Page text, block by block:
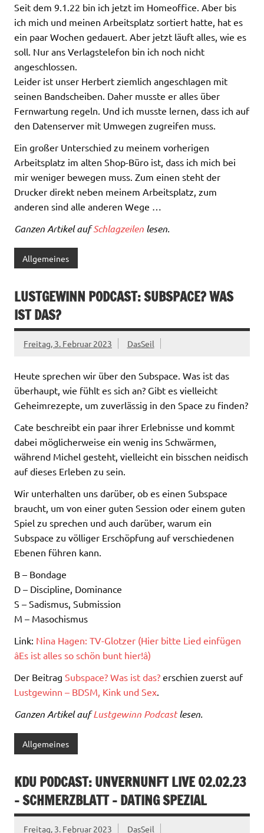
Seit dem 9.1.22 bin ich jetzt im Homeoffice. Aber bis
ich mich und meinen Arbeitsplatz sortiert hatte, hat es
ein paar Wochen gedauert. Aber jetzt läuft alles, wie es
soll. Nur ans Verlagstelefon bin ich noch nicht
angeschlossen.
Leider ist unser Herbert ziemlich angeschlagen mit
seinen Bandscheiben. Daher musste er alles über
Fernwartung regeln. Und ich musste lernen, dass ich auf
den Datenserver mit Umwegen zugreifen muss.
Ein großer Unterschied zu meinem vorherigen
Arbeitsplatz im alten Shop-Büro ist, dass ich mich bei
mir weniger bewegen muss. Zum einen steht der
Drucker direkt neben meinem Arbeitsplatz, zum
anderen sind alle anderen Wege …
Ganzen Artikel aufSchlagzeilen lesen.
Allgemeines
LUSTGEWINN PODCAST: SUBSPACE? WAS
IST DAS?
Freitag, 3. Februar 2023 DasSeil
Heute sprechen wir über den Subspace. Was ist das
überhaupt, wie fühlt es sich an? Gibt es vielleicht
Geheimrezepte, um zuverlässig in den Space zu finden?
Cate beschreibt ein paar ihrer Erlebnisse und kommt
dabei möglicherweise ein wenig ins Schwärmen,
während Michel gesteht, vielleicht ein bisschen neidisch
auf dieses Erleben zu sein.
Wir unterhalten uns darüber, ob es einen Subspace
braucht, um von einer guten Session oder einem guten
Spiel zu sprechen und auch darüber, warum ein
Subspace zu völliger Erschöpfung auf verschiedenen
Ebenen führen kann.
B – Bondage
D – Discipline, Dominance
S – Sadismus, Submission
M – Masochismus
Link: Nina Hagen: TV-Glotzer (Hier bitte Lied einfügen
âEs ist alles so schön bunt hier!â)
Der Beitrag Subspace? Was ist das? erschien zuerst auf
Lustgewinn – BDSM, Kink und Sex.
Ganzen Artikel aufLustgewinn Podcastlesen.
Allgemeines
KDU PODCAST: UNVERNUNFT LIVE 02.02.23
– SCHMERZBLATT – DATING SPEZIAL
Freitag, 3. Februar 2023 DasSeil